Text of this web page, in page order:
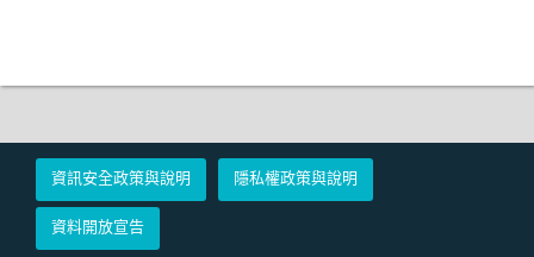
資訊安全政策與說明 隱私權政策與說明
資料開放宣告